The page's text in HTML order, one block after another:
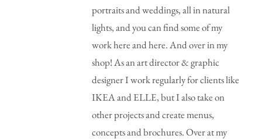
portraits and weddings, all in natural
lights, and you can find some of my
work here and here. And over in my
shop! As an art director & graphic
designer I work regularly for clients like
IKEA and ELLE, but I also take on
other projects and create menus,
concepts and brochures. Over at my